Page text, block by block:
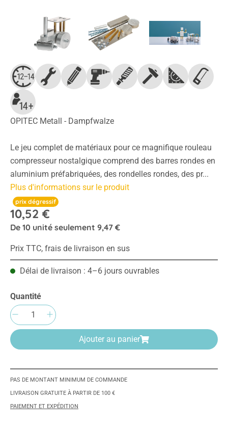
OPITEC Metall - Dampfwalze
Le jeu complet de matériaux pour ce magnifique rouleau
compresseur nostalgique comprend des barres rondes en
aluminium préfabriquées, des rondelles rondes, des pr...
Plus d'informations sur le produit
prix dégressif
10,52 €
De 10 unité seulement 9,47 €
Prix TTC, frais de livraison en sus
Délai de livraison : 4–6 jours ouvrables
Quantité
Quantité de produit : Entrez la quantité
Ajouter au panier
PAS DE MONTANT MINIMUM DE COMMANDE
LIVRAISON GRATUITE À PARTIR DE 100 €
PAIEMENT ET EXPÉDITION